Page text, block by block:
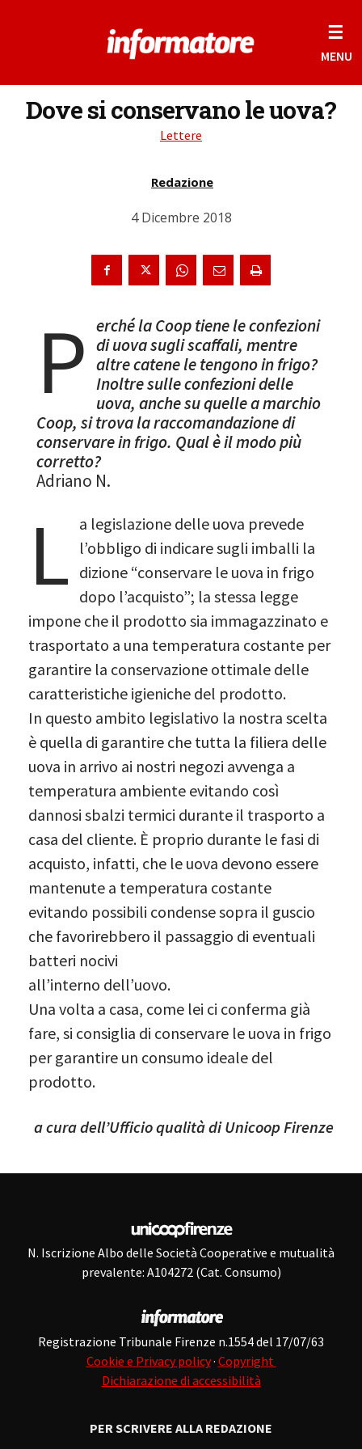
☰
MENU
Dove si conservano le uova?
Lettere
Redazione
4 Dicembre 2018
P erché la Coop tiene le confezioni
di uova sugli scaffali, mentre
altre catene le tengono in frigo?
Inoltre sulle confezioni delle
uova, anche su quelle a marchio
Coop, si trova la raccomandazione di
conservare in frigo. Qual è il modo più
corretto?
Adriano N.
L a legislazione delle uova prevede
l’obbligo di indicare sugli imballi la
dizione “conservare le uova in frigo
dopo l’acquisto”; la stessa legge
impone che il prodotto sia immagazzinato e
trasportato a una temperatura costante per
garantire la conservazione ottimale delle
caratteristiche igieniche del prodotto.
In questo ambito legislativo la nostra scelta
è quella di garantire che tutta la filiera delle
uova in arrivo ai nostri negozi avvenga a
temperatura ambiente evitando così
dannosi sbalzi termici durante il trasporto a
casa del cliente. È proprio durante le fasi di
acquisto, infatti, che le uova devono essere
mantenute a temperatura costante
evitando possibili condense sopra il guscio
che favorirebbero il passaggio di eventuali
batteri nocivi
all’interno dell’uovo.
Una volta a casa, come lei ci conferma già
fare, si consiglia di conservare le uova in frigo
per garantire un consumo ideale del
prodotto.
a cura dell’Ufficio qualità di Unicoop Firenze
N. Iscrizione Albo delle Società Cooperative e mutualità
prevalente: A104272 (Cat. Consumo)
Registrazione Tribunale Firenze n.1554 del 17/07/63
Cookie e Privacy policy· Copyright
Dichiarazione di accessibilità
PER SCRIVERE ALLA REDAZIONE